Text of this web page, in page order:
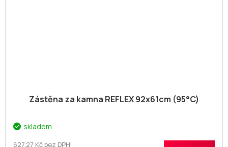
Zástěna za kamna REFLEX 92x61cm (95°C)
skladem
627,27 Kč bez DPH